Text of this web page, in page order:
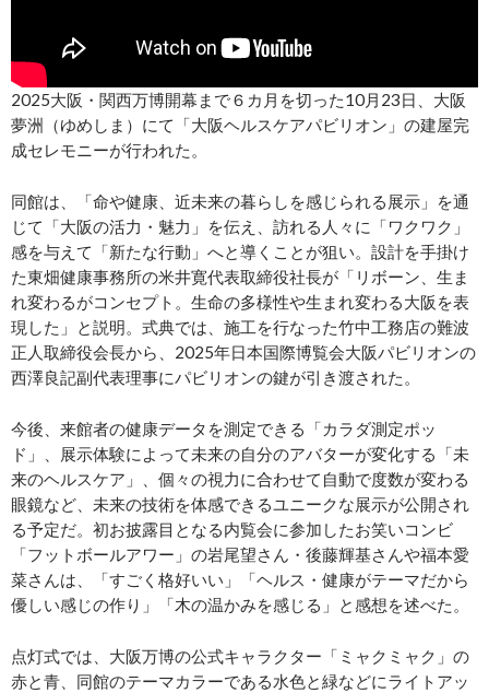
2025大阪・関西万博開幕まで６カ月を切った10月23日、大阪
夢洲（ゆめしま）にて「大阪ヘルスケアパビリオン」の建屋完
成セレモニーが行われた。
同館は、「命や健康、近未来の暮らしを感じられる展示」を通
じて「大阪の活力・魅力」を伝え、訪れる人々に「ワクワク」
感を与えて「新たな行動」へと導くことが狙い。設計を手掛け
た東畑健康事務所の米井寛代表取締役社長が「リボーン、生ま
れ変わるがコンセプト。生命の多様性や生まれ変わる大阪を表
現した」と説明。式典では、施工を行なった竹中工務店の難波
正人取締役会長から、2025年日本国際博覧会大阪パビリオンの
西澤良記副代表理事にパビリオンの鍵が引き渡された。
今後、来館者の健康データを測定できる「カラダ測定ポッ
ド」、展示体験によって未来の自分のアバターが変化する「未
来のヘルスケア」、個々の視力に合わせて自動で度数が変わる
眼鏡など、未来の技術を体感できるユニークな展示が公開され
る予定だ。初お披露目となる内覧会に参加したお笑いコンビ
「フットボールアワー」の岩尾望さん・後藤輝基さんや福本愛
菜さんは、「すごく格好いい」「ヘルス・健康がテーマだから
優しい感じの作り」「木の温かみを感じる」と感想を述べた。
点灯式では、大阪万博の公式キャラクター「ミャクミャク」の
赤と青、同館のテーマカラーである水色と緑などにライトアッ